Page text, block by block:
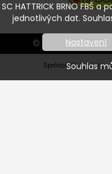
SC HATTRICK BRNO FBŠ
jednotlivých dat.
Nastavení
Souhlas
© SC HATTRICK
SprávceVáš prostor,